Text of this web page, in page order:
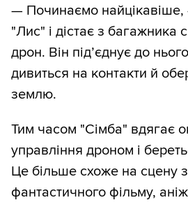
— Починаємо найцікавіше,
"Лис" і дістає з багажника
дрон. Він під’єднує до
дивиться на контакти й
землю.
Тим часом "Сімба" вдягає
управління дроном і
Це більше схоже на сцену
фантастичного фільму,